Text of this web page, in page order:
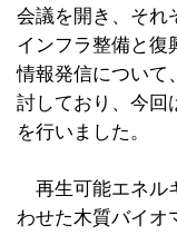
会議を開き、それ
インフラ整備と復
情報発信について
討しており、今回
を行いました。
再生可能エネル
わせた木質バイオ